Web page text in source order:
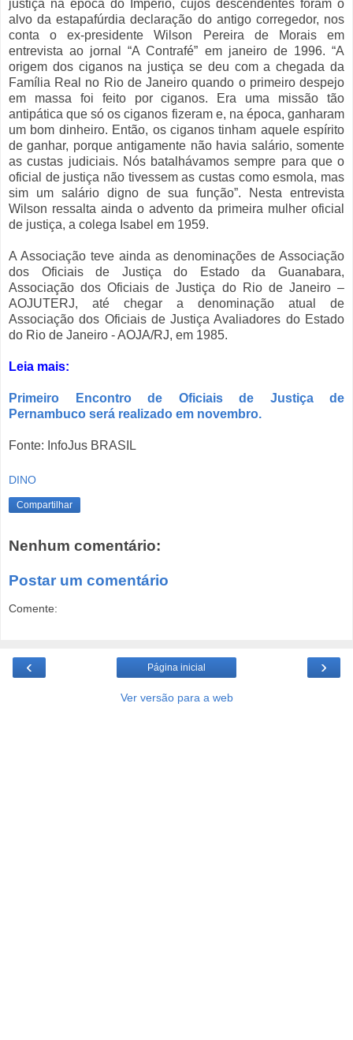
justiça na época do Império, cujos descendentes foram o
alvo da estapafúrdia declaração do antigo corregedor, nos
conta o ex-presidente Wilson Pereira de Morais em
entrevista ao jornal “A Contrafé” em janeiro de 1996. “A
origem dos ciganos na justiça se deu com a chegada da
Família Real no Rio de Janeiro quando o primeiro despejo
em massa foi feito por ciganos. Era uma missão tão
antipática que só os ciganos fizeram e, na época, ganharam
um bom dinheiro. Então, os ciganos tinham aquele espírito
de ganhar, porque antigamente não havia salário, somente
as custas judiciais. Nós batalhávamos sempre para que o
oficial de justiça não tivessem as custas como esmola, mas
sim um salário digno de sua função”. Nesta entrevista
Wilson ressalta ainda o advento da primeira mulher oficial
de justiça, a colega Isabel em 1959.
A Associação teve ainda as denominações de Associação
dos Oficiais de Justiça do Estado da Guanabara,
Associação dos Oficiais de Justiça do Rio de Janeiro –
AOJUTERJ, até chegar a denominação atual de
Associação dos Oficiais de Justiça Avaliadores do Estado
do Rio de Janeiro - AOJA/RJ, em 1985.
Leia mais:
Primeiro Encontro de Oficiais de Justiça de
Pernambuco será realizado em novembro.
Fonte: InfoJus BRASIL
DINO
Compartilhar
Nenhum comentário:
Postar um comentário
Comente:
‹ ›
Página inicial
Ver versão para a web